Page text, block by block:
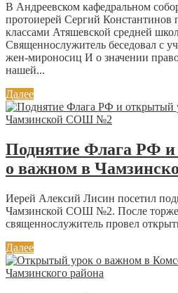
В Андреевском кафедральном
протоиерей Сергий Константинов
классами Атяшевской средней
Священнослужитель беседовал с
жен-мироносиц И о значении
нашей...
Далее
Поднятие Флага РФ
о важном в
Иерей Алексий Лисин посетил
Чамзинской СОШ №2. После
священнослужитель провел
Далее